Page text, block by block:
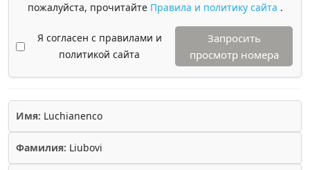
пожалуйста, прочитайте Правила и политику сайта .
Я согласен с правилами и
политикой сайта
Запросить
просмотр номера
Имя: Luchianenco
Фамилия: Liubovi